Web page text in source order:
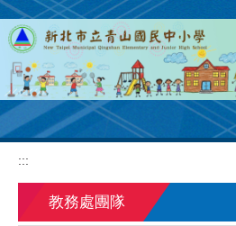
跳
到
主
要
內
容
區
:::
教務處團隊